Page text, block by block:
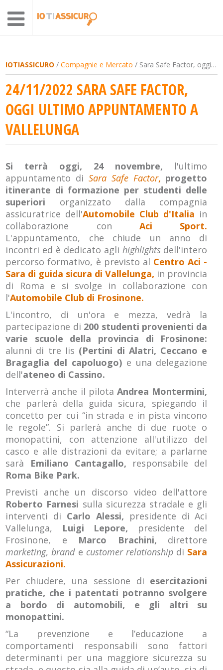
IOTIASSICURO /Compagnie e Mercato / Sara Safe Factor, oggi ultimo appuntamento a Vallelunga
24/11/2022 SARA SAFE FACTOR,
OGGI ULTIMO APPUNTAMENTO A
VALLELUNGA
Si terrà oggi, 24 novembre, l'ultimo
appuntamento di Sara Safe Factor, progetto
itinerante di formazione per studenti delle
superiori organizzato dalla compagnia
assicuratrice dell'Automobile Club d'Italia in
collaborazione con Aci Sport.
L'appuntamento, che chiude un anno di
incontri ed è dedicato agli highlights dell'intero
percorso formativo, è previsto al Centro Aci -
Sara di guida sicura di Vallelunga, in provincia
di Roma e si svolge in collaborazione con
l'Automobile Club di Frosinone.
L'incontro, di un'ora e mezza, vedrà la
partecipazione di 200 studenti provenienti da
varie scuole della provincia di Frosinone:
alunni di tre Iis (Pertini di Alatri, Ceccano e
Bragaglia del capoluogo) e una delegazione
dell'ateneo di Cassino.
Interverrà anche il pilotaAndrea Montermini,
che parlerà della guida sicura, spiegando il
concetto per cui “in strada e in pista vincono
le regole”. Si parlerà anche di due ruote o
monopattini, con attenzione all'utilizzo del
casco e alle distrazioni da evitare; a parlarne
sarà
Emiliano Cantagallo, responsabile del
Roma Bike Park.
Previsti anche un discorso video dell'attore
Roberto Farnesi sulla sicurezza stradale e gli
interventi di Carlo Alessi, presidente di Aci
Vallelunga, Luigi Lepore, presidente del
Frosinone, e Marco Brachini, direttore
marketing,brand e customer relationship di Sara
Assicurazioni.
Per chiudere, una sessione di esercitazioni
pratiche, che i patentati potranno svolgere
a bordo di automobili, e gli altri su
monopattini.
“La prevenzione e l’educazione a
comportamenti responsabili sono fattori
determinanti per una maggiore sicurezza su